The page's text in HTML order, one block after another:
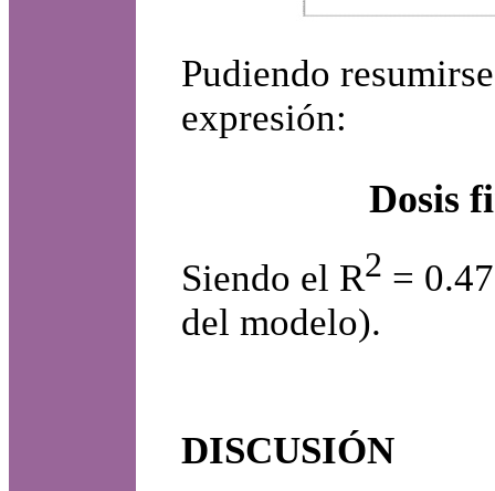
Pudiendo
expresión:
Dosis
Siendo el R2 =
del modelo).
DISCUSIÓN